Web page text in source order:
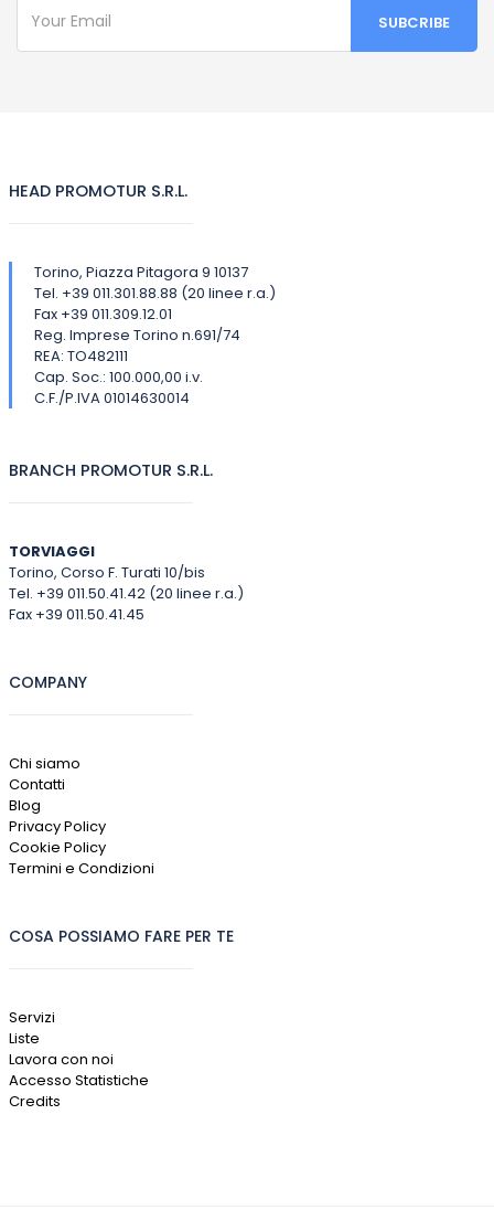
HEAD PROMOTUR S.R.L.
Torino, Piazza Pitagora 9 10137
Tel. +39 011.301.88.88 (20 linee r.a.)
Fax +39 011.309.12.01
Reg. Imprese Torino n.691/74
REA: TO482111
Cap. Soc.: 100.000,00 i.v.
C.F./P.IVA 01014630014
BRANCH PROMOTUR S.R.L.
TORVIAGGI
Torino, Corso F. Turati 10/bis
Tel. +39 011.50.41.42 (20 linee r.a.)
Fax +39 011.50.41.45
COMPANY
Chi siamo
Contatti
Blog
Privacy Policy
Cookie Policy
Termini e Condizioni
COSA POSSIAMO FARE PER TE
Servizi
Liste
Lavora con noi
Accesso Statistiche
Credits